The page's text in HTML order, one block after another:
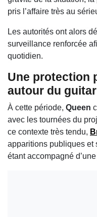
pris l’affaire très au
Les autorités ont alors
surveillance renforcée
quotidien.
Une protection
autour du
À cette période, Queen
avec les tournées du
ce contexte très tendu,
apparitions publiques et
étant accompagné